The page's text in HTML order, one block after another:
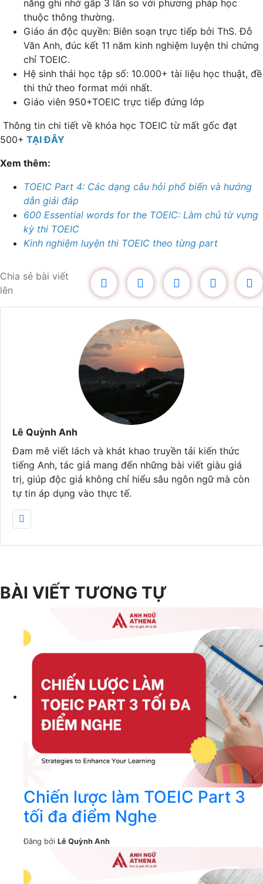
năng ghi nhớ gấp 3 lần so với phương pháp học
thuộc thông thường.
Giáo án độc quyền: Biên soạn trực tiếp bởi ThS. Đỗ
Văn Anh, đúc kết 11 năm kinh nghiệm luyện thi chứng
chỉ TOEIC.
Hệ sinh thái học tập số: 10.000+ tài liệu học thuật, đề
thi thử theo format mới nhất.
Giáo viên 950+TOEIC trực tiếp đứng lớp
Thông tin chi tiết về khóa học TOEIC từ mất gốc đạt
500+ TẠI ĐÂY
Xem thêm:
TOEIC Part 4: Các dạng câu hỏi phổ biến và hướng
dẫn giải đáp
600 Essential words for the TOEIC: Làm chủ từ vựng
kỳ thi TOEIC
Kinh nghiệm luyện thi TOEIC theo từng part
Chia sẻ bài viết
lên
Lê Quỳnh Anh
Đam mê viết lách và khát khao truyền tải kiến thức
tiếng Anh, tác giả mang đến những bài viết giàu giá
trị, giúp độc giả không chỉ hiểu sâu ngôn ngữ mà còn
tự tin áp dụng vào thực tế.
BÀI VIẾT TƯƠNG TỰ
Chiến lược làm TOEIC Part 3
tối đa điểm Nghe
Đăng bởi Lê Quỳnh Anh